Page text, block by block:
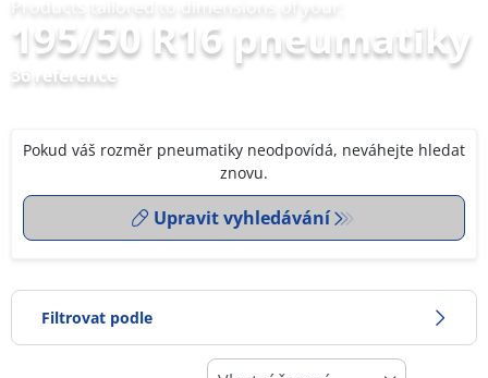
195/50 R16 pneumatiky
36 reference
Pokud váš rozměr pneumatiky neodpovídá, neváhejte hledat
znovu.
Upravit vyhledávání
Filtrovat podle